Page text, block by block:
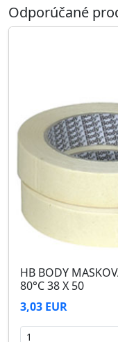
Odporúčané
HB BODY
80°C 38 X 50
3,03 EUR